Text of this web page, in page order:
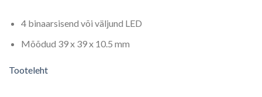
4 binaarsisend või väljund LED
Mõõdud 39 x 39 x 10.5 mm
Tooteleht